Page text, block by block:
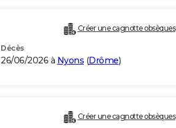
Créer une cagnotte obsèques
Décès
26/06/2026 à Nyons (Drôme)
Créer une cagnotte obsèques